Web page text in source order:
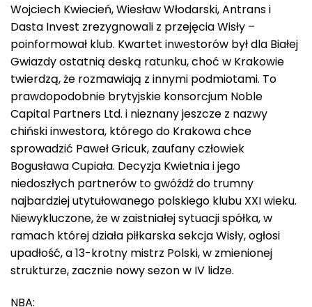
Wojciech Kwiecień, Wiesław Włodarski, Antrans i
Dasta Invest zrezygnowali z przejęcia Wisły –
poinformował klub. Kwartet inwestorów był dla Białej
Gwiazdy ostatnią deską ratunku, choć w Krakowie
twierdzą, że rozmawiają z innymi podmiotami. To
prawdopodobnie brytyjskie konsorcjum Noble
Capital Partners Ltd. i nieznany jeszcze z nazwy
chiński inwestora, którego do Krakowa chce
sprowadzić Paweł Gricuk, zaufany człowiek
Bogusława Cupiała. Decyzja Kwietnia i jego
niedoszłych partnerów to gwóźdź do trumny
najbardziej utytułowanego polskiego klubu XXI wieku.
Niewykluczone, że w zaistniałej sytuacji spółka, w
ramach której działa piłkarska sekcja Wisły, ogłosi
upadłość, a 13-krotny mistrz Polski, w zmienionej
strukturze, zacznie nowy sezon w IV lidze.
NBA: